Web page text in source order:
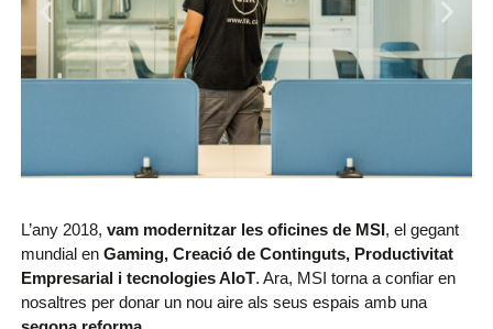
L’any 2018, vam modernitzar les oficines de MSI, el gegant
mundial en Gaming, Creació de Continguts, Productivitat
Empresarial i tecnologies AIoT. Ara, MSI torna a confiar en
nosaltres per donar un nou aire als seus espais amb una